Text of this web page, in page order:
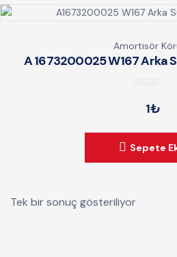
Amortisör
A 1673200025 W167 Arka
o
1₺
Sepete
Tek bir sonuç gösteriliyor